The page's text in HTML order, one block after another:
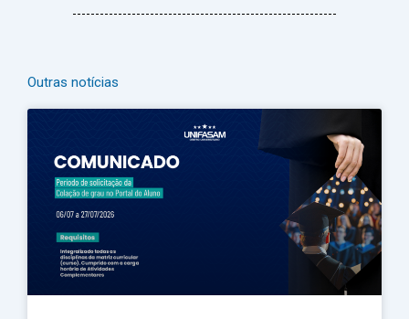
Outras notícias
PáginaPágina
PáginaPáginaPágina